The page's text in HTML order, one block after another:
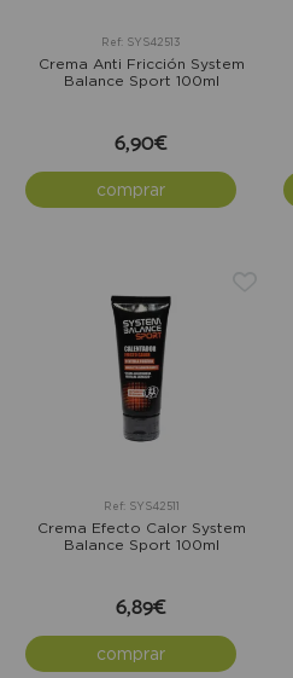
Ref: SYS42513
Crema Anti Fricción System
Balance Sport 100ml
6,90€
comprar
Ref: SYS42511
Crema Efecto Calor System
Balance Sport 100ml
6,89€
comprar